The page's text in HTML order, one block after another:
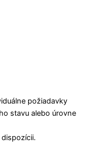
požiadavky
stavu alebo úrovne